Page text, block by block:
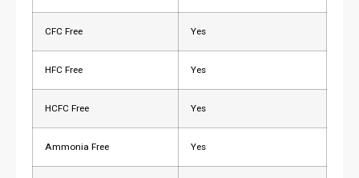
CFC Free Yes
HFC Free Yes
HCFC Free Yes
Ammonia Free Yes